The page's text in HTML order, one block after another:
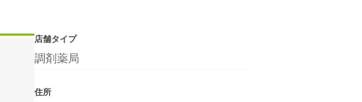
店舗タイプ
調剤薬局
住所